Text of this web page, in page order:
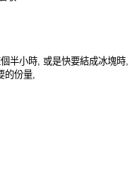
半小時, 或是快要結成冰塊時,
的份量,